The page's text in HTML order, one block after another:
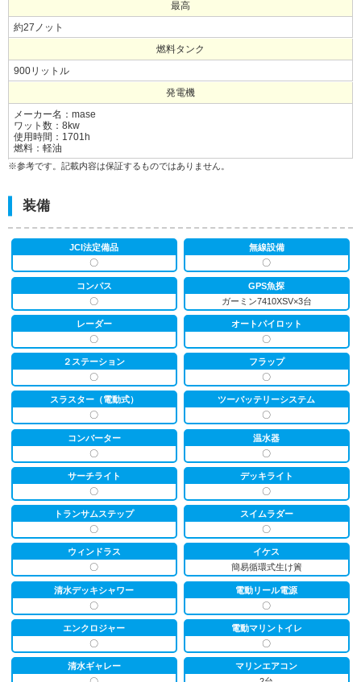
最高
約27ノット
燃料タンク
900リットル
発電機
メーカー名：mase
ワット数：8kw
使用時間：1701h
燃料：軽油
※参考です。記載内容は保証するものではありません。
装備
JCI法定備品
〇
無線設備
〇
コンパス
〇
GPS魚探
ガーミン7410XSV×3台
レーダー
〇
オートパイロット
〇
２ステーション
〇
フラップ
〇
スラスター（電動式）
〇
ツーバッテリーシステム
〇
コンバーター
〇
温水器
〇
サーチライト
〇
デッキライト
〇
トランサムステップ
〇
スイムラダー
〇
ウィンドラス
〇
イケス
簡易循環式生け簀
清水デッキシャワー
〇
電動リール電源
〇
エンクロジャー
〇
電動マリントイレ
〇
清水ギャレー
マリンエアコン